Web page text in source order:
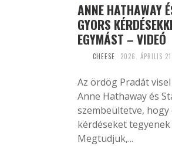
ANNE HATHAWAY
GYORS
EGYMÁST – VIDEÓ
CHEESE 2026. ÁPRILIS
Az ördög Pradát
Anne Hathaway és
szembeültetve,
kérdéseket
Megtudjuk,...